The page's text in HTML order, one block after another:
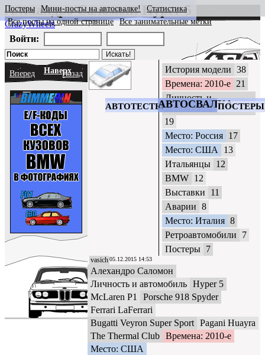
CrazyWheels
АВТОТЕСТЫАВТОСВАЛКАПОСТЕРЫ
Постеры Мини-посты на автосвалке!
Статистика
Все посты на одной странице
Все занимательные метки
Войти:
Вперед НаверхНазад История модели 38
Времена: 2010-е 21
Личность и
автомобиль
19
Место: Россия 17
Место: США
13
Итальянцы 12
BMW 12
Выставки
11
Аварии 8
Место: Италия 8
Ретроавтомобили
7
Постеры 7
vasich05.12.2015 14:53
Алехандро Саломон
Личность и автомобиль Hyper 5
McLaren P1
Porsche 918 Spyder
Ferrari LaFerrari
Bugatti Veyron Super Sport Pagani Huayra
The Thermal Club Времена: 2010-е
Место: США
Алехандро Саломон: Hyper 5